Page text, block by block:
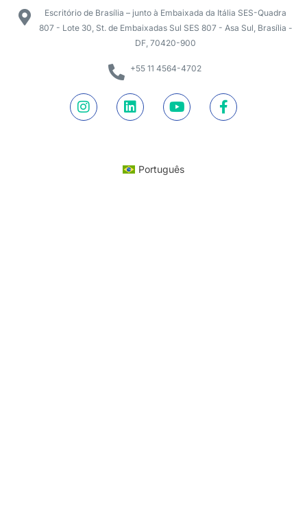
Escritório de Brasília – junto à Embaixada da Itália SES-Quadra
807 - Lote 30, St. de Embaixadas Sul SES 807 - Asa Sul, Brasília -
DF, 70420-900
+55 11 4564-4702
Português